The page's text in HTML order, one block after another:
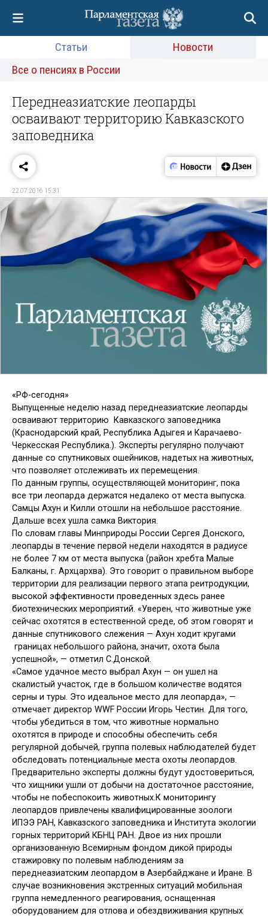
Статьи
Новости
Все о пенсиях в России
Переднеазиатские леопарды
осваивают территорию Кавказского
заповедника
22.07.2016 15:31
«РФ-сегодня»
Выпущенные неделю назад переднеазиатские леопарды
осваивают территорию Кавказского заповедника
(Краснодарский край, Республика Адыгея и Карачаево-
Черкесская Республика.). Эксперты регулярно получают
данные со спутниковых ошейников, надетых на животных,
что позволяет отслеживать их перемещения.
По данным группы, осуществляющей мониторинг, пока
все три леопарда держатся недалеко от места выпуска.
Самцы Ахун и Килли отошли на небольшое расстояние.
Дальше всех ушла самка Виктория.
По словам главы Минприроды России Сергея Донского,
леопарды в течение первой недели находятся в радиусе
не более 7 км от места выпуска (район хребта Малые
Балканы, г. Архцархва). Это говорит о правильном выборе
территории для реализации первого этапа реитродукции,
высокой эффективности проведенных здесь ранее
биотехнических мероприятий. «Уверен, что животные уже
сейчас охотятся в естественной среде, об этом говорят и
данные спутникового слежения — Ахун ходит кругами
границах небольшого района, значит, охота была
успешной», — отметил С.Донской.
«Самое удачное место выбрал Ахун — он ушел на
скалистый участок, где в большом количестве водятся
серны и туры. Это идеальное место для леопарда», —
отмечает директор WWF России Игорь Честин. Для того,
чтобы убедиться в том, что животные нормально
охотятся в природе и способны обеспечить себя
регулярной добычей, группа полевых наблюдателей будет
обследовать потенциальные места охоты леопардов.
Предварительно эксперты должны будут удостовериться,
что хищники ушли от добычи на достаточное расстояние,
чтобы не побеспокоить животных.К мониторингу
леопардов привлечены квалифицированные зоологи
ИПЭЭ РАН, Кавказского заповедника и Института экологии
горных территорий КБНЦ РАН. Двое из них прошли
организованную Всемирным фондом дикой природы
стажировку по полевым наблюдениям за
переднеазиатским леопардом в Азербайджане и Иране. В
случае возникновения экстренных ситуаций мобильная
группа немедленного реагирования, оснащенная
оборудованием для отлова и обездвиживания крупных